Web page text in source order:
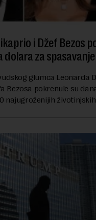
i Džef Bezos
dolara za
glumca Leonarda
Bezosa pokrenule su
najugroženijih